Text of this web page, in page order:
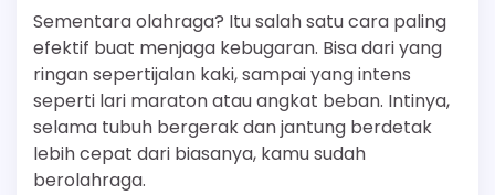
Sementara olahraga? Itu salah satu cara paling
efektif buat menjaga kebugaran. Bisa dari yang
ringan sepertijalan kaki, sampai yang intens
seperti lari maraton atau angkat beban. Intinya,
selama tubuh bergerak dan jantung berdetak
lebih cepat dari biasanya, kamu sudah
berolahraga.